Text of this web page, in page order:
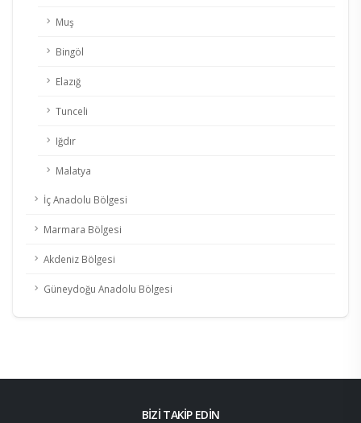
Muş
Bingöl
Elazığ
Tunceli
Iğdır
Malatya
İç Anadolu Bölgesi
Marmara Bölgesi
Akdeniz Bölgesi
Güneydoğu Anadolu Bölgesi
BİZİ TAKİP EDİN